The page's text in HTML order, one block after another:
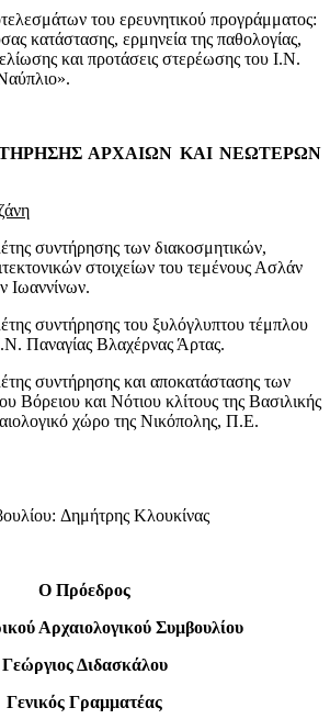
του ερευνητικού προγράμματος:
κατάστασης, ερμηνεία της παθολογίας,
και προτάσεις στερέωσης του Ι.Ν.
ΑΡΧΑΙΩΝ ΚΑΙ ΝΕΩΤΕΡΩΝ
συντήρησης των διακοσμητικών,
στοιχείων του τεμένους Ασλάν
Ιωαννίνων.
συντήρησης του ξυλόγλυπτου τέμπλου
Παναγίας Βλαχέρνας Άρτας.
συντήρησης και αποκατάστασης των
Βόρειου και Νότιου κλίτους της Βασιλικής
χώρο της Νικόπολης, Π.Ε.
Δημήτρης Κλουκίνας
Ο Πρόεδρος
Αρχαιολογικού Συμβουλίου
Γεώργιος Διδασκάλου
Γενικός Γραμματέας